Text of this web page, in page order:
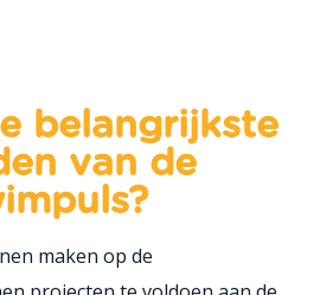
belangrijkste
van de
maken op de